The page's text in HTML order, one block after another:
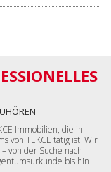
bis hin
unter+34 683 45 86 86
Ihrem Abholort